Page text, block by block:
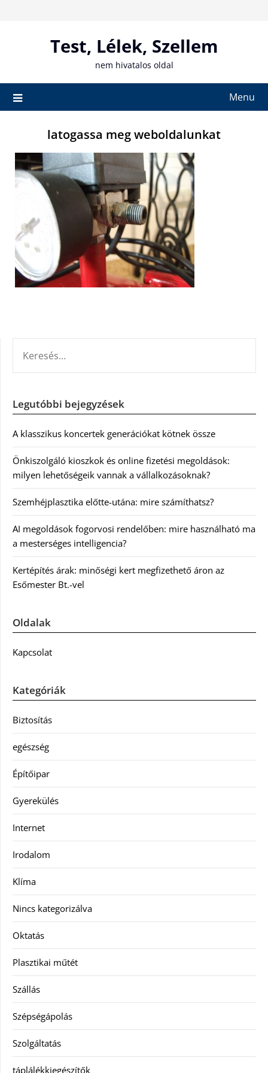
Test, Lélek, Szellem
nem hivatalos oldal
Menu
latogassa meg weboldalunkat
Legutóbbi bejegyzések
A klasszikus koncertek generációkat kötnek össze
Önkiszolgáló kioszkok és online fizetési megoldások:
milyen lehetőségeik vannak a vállalkozásoknak?
Szemhéjplasztika előtte-utána: mire számíthatsz?
AI megoldások fogorvosi rendelőben: mire használható ma
a mesterséges intelligencia?
Kertépítés árak: minőségi kert megfizethető áron az
Esőmester Bt.-vel
Oldalak
Kapcsolat
Kategóriák
Biztosítás
egészség
Építőipar
Gyerekülés
Internet
Irodalom
Klíma
Nincs kategorizálva
Oktatás
Plasztikai műtét
Szállás
Szépségápolás
Szolgáltatás
táplálékkiegészítők